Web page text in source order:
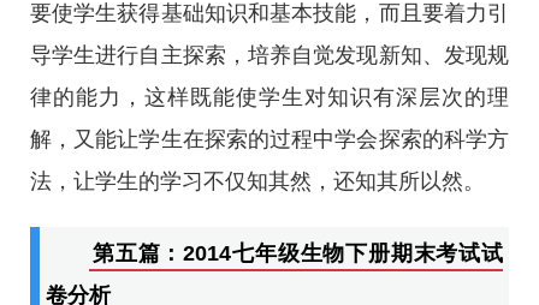
要使学生获得基础知识和基本技能，而且要着力引
导学生进行自主探索，培养自觉发现新知、发现规
律的能力，这样既能使学生对知识有深层次的理
解，又能让学生在探索的过程中学会探索的科学方
法，让学生的学习不仅知其然，还知其所以然。
第五篇：2014七年级生物下册期末考试试
卷分析